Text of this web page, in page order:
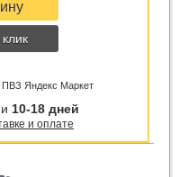
ПВЗ Яндекс Маркет
10-18 дней
и оплате